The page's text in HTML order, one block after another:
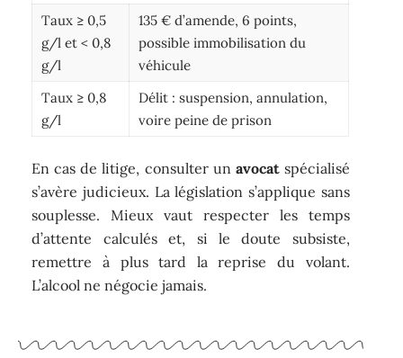
Taux ≥ 0,5
g/l et < 0,8
g/l
135 € d’amende, 6 points,
possible immobilisation du
véhicule
Taux ≥ 0,8
g/l
Délit : suspension, annulation,
voire peine de prison
En cas de litige, consulter un avocatspécialisé
s’avère judicieux. La législation s’applique sans
souplesse. Mieux vaut respecter les temps
d’attente calculés et, si le doute subsiste,
remettre à plus tard la reprise du volant.
L’alcool ne négocie jamais.